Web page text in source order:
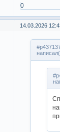
0
14.03.2026